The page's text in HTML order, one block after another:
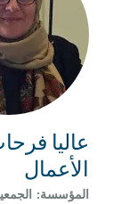
عاليا
الأعمال
المؤسسة: الجمعية